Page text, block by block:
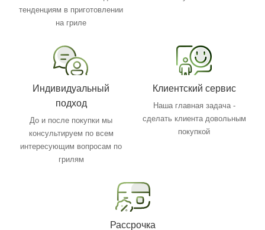
тенденциям в приготовлении
на гриле
Индивидуальный
подход
До и после покупки мы
консультируем по всем
интересующим вопросам по
грилям
Клиентский сервис
Наша главная задача -
сделать клиента довольным
покупкой
Рассрочка